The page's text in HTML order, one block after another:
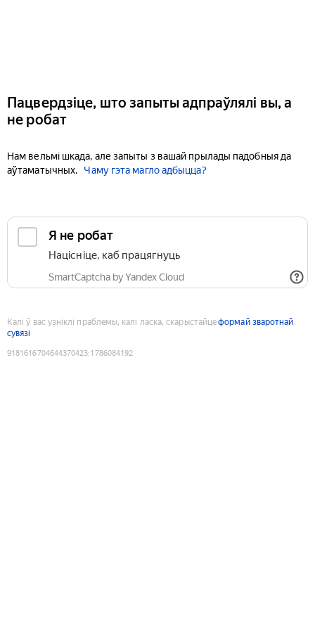
Пацвердзіце, што запыты адпраўлялі вы, а
не робат
Нам вельмі шкада, але запыты з вашай прылады падобныя да
аўтаматычных.
Чаму гэта магло адбыцца?
Я не робат
Націсніце, каб працягнуць
SmartCaptcha by Yandex Cloud
Калі ў вас узніклі праблемы, калі ласка, скарыстайцеформай зваротнай
сувязі
9181616704644370423:1786084192